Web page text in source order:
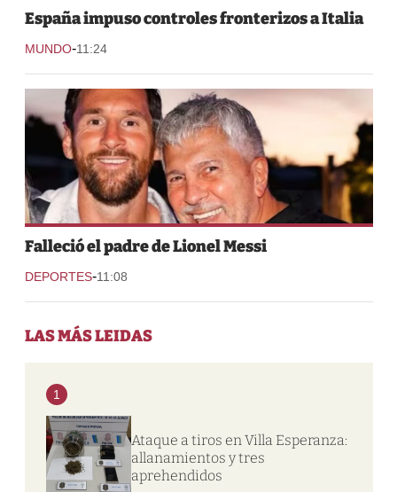
España impuso controles fronterizos a Italia
MUNDO-11:24
Falleció el padre de Lionel Messi
DEPORTES-11:08
LAS MÁS LEIDAS
1
Ataque a tiros en Villa Esperanza:
allanamientos y tres
aprehendidos